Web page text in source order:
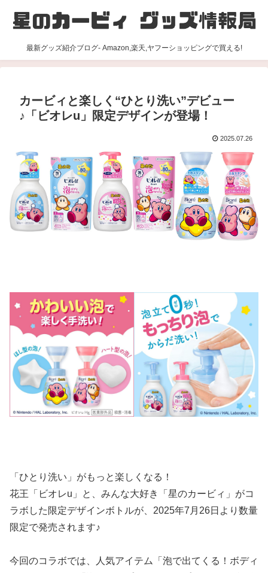
最新グッズ紹介ブログ- Amazon,楽天,ヤフーショッピングで買える!
カービィと楽しく“ひとり洗い”デビュー
♪「ビオレu」限定デザインが登場！
2025.07.26
「ひとり洗い」がもっと楽しくなる！
花王「ビオレu」と、みんな大好き「星のカービィ」がコ
ラボした限定デザインボトルが、2025年7月26日より数量
限定で発売されます♪
今回のコラボでは、人気アイテム「泡で出てくる！ボディ